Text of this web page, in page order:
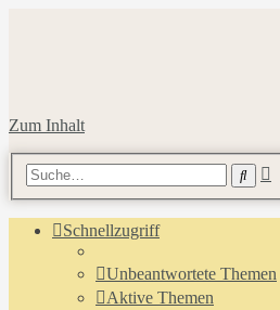
Zum Inhalt
Suche
Schnellzugriff
Unbeantwortete Themen
Aktive Themen